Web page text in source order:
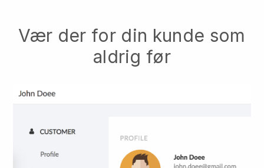
Vær der for din kunde som
aldrig før